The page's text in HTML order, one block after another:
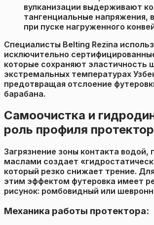
вулканизации выдерживают
тангенциальные напряжения,
при пуске нагруженного
Специалисты Belting Rezina
исключительно
которые сохраняют эластичность
экстремальных температурах
предотвращая отслоение
барабана.
Самоочистка и
роль профиля
Загрязнение зоны контакта водой,
маслами создает
который резко снижает трение.
этим эффектом футеровка имеет
рисунок: ромбовидный или
Механика работы протектора: